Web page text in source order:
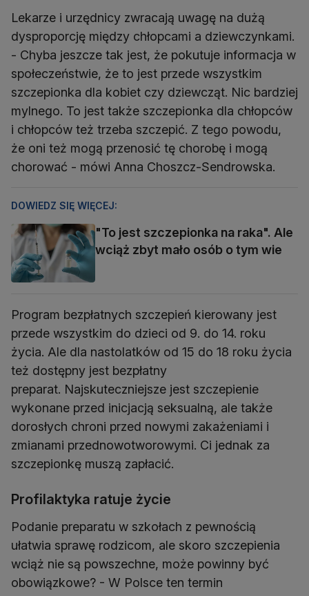
Lekarze i urzędnicy zwracają uwagę na dużą
dysproporcję między chłopcami a dziewczynkami.
- Chyba jeszcze tak jest, że pokutuje informacja w
społeczeństwie, że to jest przede wszystkim
szczepionka dla kobiet czy dziewcząt. Nic bardziej
mylnego. To jest także szczepionka dla chłopców
i chłopców też trzeba szczepić. Z tego powodu,
że oni też mogą przenosić tę chorobę i mogą
chorować - mówi Anna Choszcz-Sendrowska.
DOWIEDZ SIĘ WIĘCEJ:
"To jest szczepionka na raka". Ale
wciąż zbyt mało osób o tym wie
Program bezpłatnych szczepień kierowany jest
przede wszystkim do dzieci od 9. do 14. roku
życia. Ale dla nastolatków od 15 do 18 roku życia
też dostępny jest bezpłatny
preparat. Najskuteczniejsze jest szczepienie
wykonane przed inicjacją seksualną, ale także
dorosłych chroni przed nowymi zakażeniami i
zmianami przednowotworowymi. Ci jednak za
szczepionkę muszą zapłacić.
Profilaktyka ratuje życie
Podanie preparatu w szkołach z pewnością
ułatwia sprawę rodzicom, ale skoro szczepienia
wciąż nie są powszechne, może powinny być
obowiązkowe? - W Polsce ten termin